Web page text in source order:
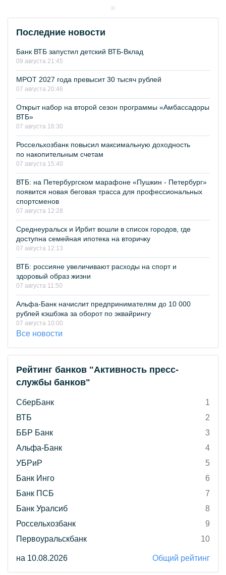
Последние новости
Банк ВТБ запустил детский ВТБ-Вклад
09 августа 21:45
МРОТ 2027 года превысит 30 тысяч рублей
07 августа 20:46
Открыт набор на второй сезон программы «Амбассадоры
ВТБ»
07 августа 16:30
Россельхозбанк повысил максимальную доходность
по накопительным счетам
07 августа 15:40
ВТБ: на Петербургском марафоне «Пушкин - Петербург»
появится новая беговая трасса для профессиональных
спортсменов
07 августа 12:28
Среднеуральск и Ирбит вошли в список городов, где
доступна семейная ипотека на вторичку
07 августа 12:13
ВТБ: россияне увеличивают расходы на спорт и
здоровый образ жизни
07 августа 11:50
Альфа-Банк начислит предпринимателям до 10 000
рублей кэшбэка за оборот по эквайрингу
07 августа 10:00
Все новости
Рейтинг банков "Активность пресс-
службы банков"
СберБанк
1
ВТБ
2
ББР Банк
3
Альфа-Банк
4
УБРиР
5
Банк Инго
6
Банк ПСБ
7
Банк Уралсиб
8
Россельхозбанк
9
Первоуральскбанк
10
на 10.08.2026 Общий рейтинг